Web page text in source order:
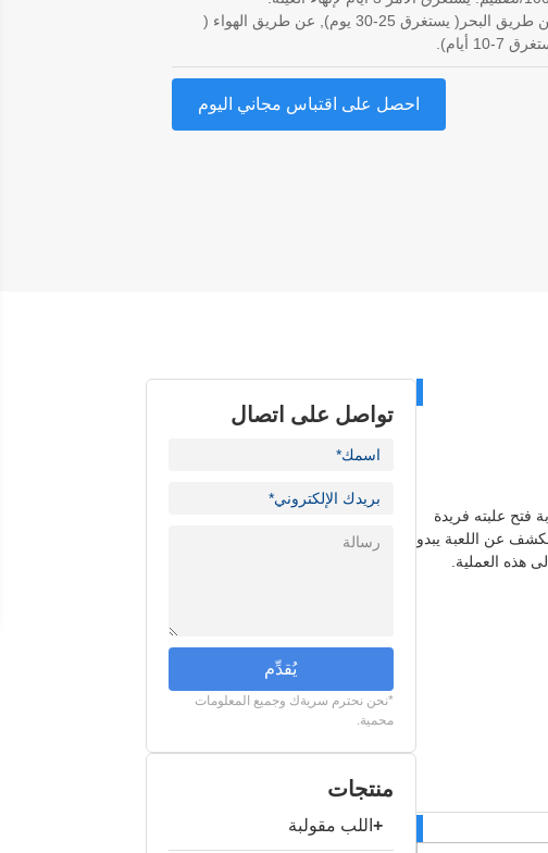
عن طريق البحر( يستغرق 25-30 يوم), عن طريق الهواء (
7-10 أيام).
احصل على اقتباس مجاني اليوم
علبته فريدة
عن اللعبة يبدو
هذه العملية.
تواصل على اتصال
يُقدِّم
*نحن نحترم سريةك وجميع المعلومات
محمية.
منتجات
+ اللب مقولبة